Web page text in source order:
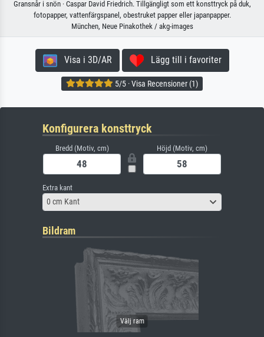
Gransnår i snön · Caspar David Friedrich. Tillgängligt som ett konsttryck på duk,
fotopapper, vattenfärgspanel, obestruket papper eller japanpapper.
München, Neue Pinakothek / akg-images
Visa i 3D/AR Lägg till i favoriter
5/5 · Visa Recensioner (1)
Konfigurera konsttryck
Bredd (Motiv, cm) Höjd (Motiv, cm)
Extra kant
0 cm Kant
Bildram